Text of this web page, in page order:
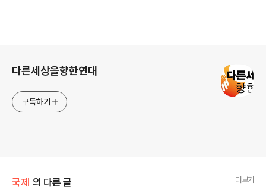
다른세상을향한연대
구독하기
국제 의 다른 글 더보기